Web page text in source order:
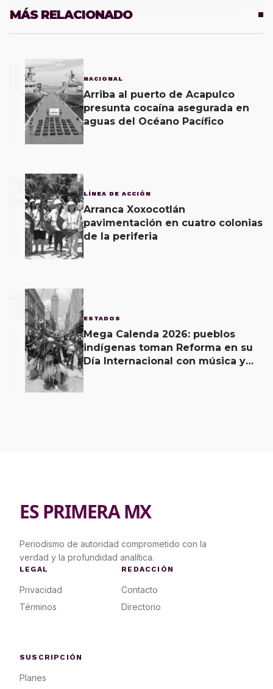
MÁS RELACIONADO
NACIONAL
Arriba al puerto de Acapulco
presunta cocaína asegurada en
aguas del Océano Pacífico
2 LÍNEA DE ACCIÓN
Arranca Xoxocotlán
pavimentación en cuatro colonias
de la periferia
3 ESTADOS
Mega Calenda 2026: pueblos
indígenas toman Reforma en su
Día Internacional con música y
ES PRIMERA MX
Periodismo de autoridad comprometido con la
verdad y la profundidad analítica.
LEGAL
Privacidad
Términos
REDACCIÓN
Contacto
Directorio
SUSCRIPCIÓN
Planes